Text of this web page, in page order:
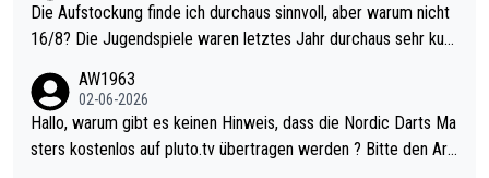
Die Aufstockung finde ich durchaus sinnvoll, aber warum nicht
16/8? Die Jugendspiele waren letztes Jahr durchaus sehr kurz
Allerdings ist Mitchell Lawrie als Nummer 1 der Welt eh qualifi
ziert. Somit ändert die automatische Qualifikation des Weltmei
sters erstmal nichts. Ich denke sie wollen damit für nächstes J
AW1963
02-06-2026
Hallo, warum gibt es keinen Hinweis, dass die Nordic Darts Ma
sters kostenlos auf pluto.tv übertragen werden ? Bitte den Arti